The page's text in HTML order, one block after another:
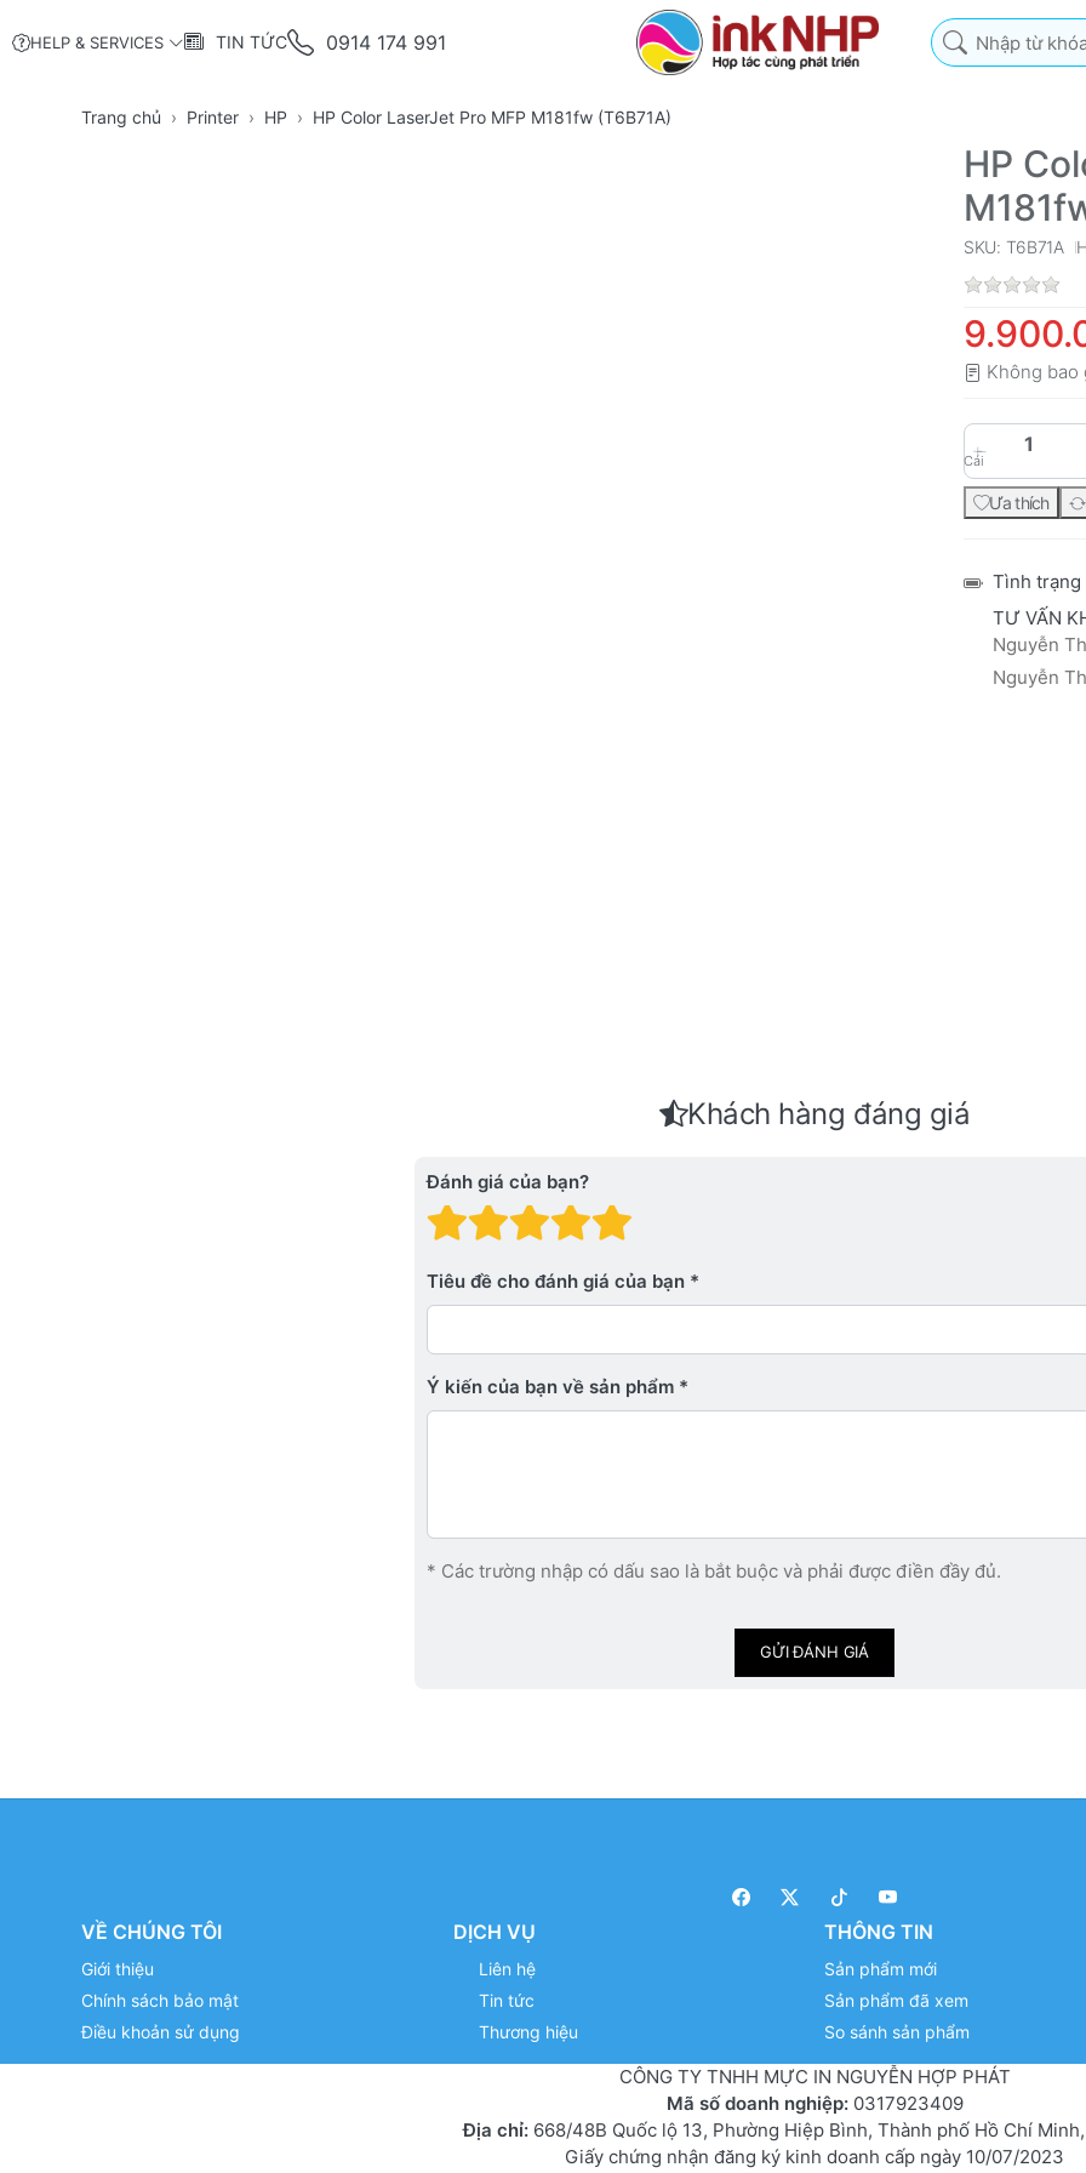
HELP & SERVICES TIN TỨC 0914 174 991
Nhập từ khóa tìm
Trang chủ Printer HP HP Color LaserJet Pro MFP M181fw (T6B71A)
HP
SKU: T6B71A
Không bao
Cái
Ưa thích
Tình trạng
TƯ VẤN
Nguyễn
Nguyễn
Khách hàng đáng giá
Đánh giá của bạn?
Đánh giá: 4 trên 5 sao.
Đánh giá: 3 trên 5 sao.
Đánh giá: 2 trên 5 sao.
Đánh giá: 1 trên 5 sao. Xấu
Tiêu đề cho đánh giá của bạn
Ý kiến ​​của bạn về sản phẩm
* Các trường nhập có dấu sao là bắt buộc và phải được điền đầy đủ.
GỬI ĐÁNH GIÁ
VỀ CHÚNG TÔI
Giới thiệu
Chính sách bảo mật
Điều khoản sử dụng
DỊCH VỤ
Liên hệ
Tin tức
Thương hiệu
THÔNG TIN
Sản phẩm mới
Sản phẩm đã xem
So sánh sản phẩm
CÔNG TY TNHH MỰC IN NGUYỄN HỢP PHÁT
Mã số doanh nghiệp: 0317923409
Địa chỉ:668/48B Quốc lộ 13, Phường Hiệp Bình, Thành phố Hồ Chí
Giấy chứng nhận đăng ký kinh doanh cấp ngày 10/07/2023